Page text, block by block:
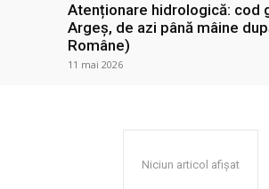
Atenționare hidrologică: cod
Argeș, de azi până mâine
Române)
11 mai 2026
Niciun articol afișat